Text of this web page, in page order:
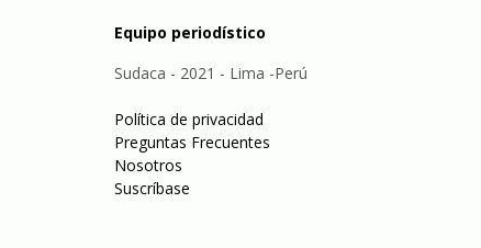
Equipo periodístico
Sudaca - 2021 - Lima -Perú
Política de privacidad
Preguntas Frecuentes
Nosotros
Suscríbase